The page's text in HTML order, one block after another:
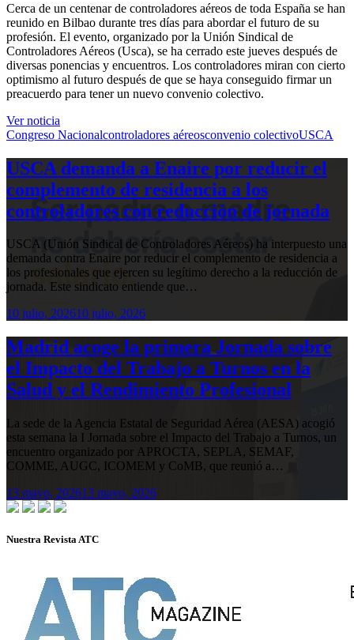
Cerca de un centenar de controladores aéreos de toda España se han
reunido en Bilbao durante tres días para abordar el futuro de su
profesión. El evento, organizado por la Unión Sindical de
Controladores Aéreos (Usca), se ha cerrado este jueves después de
diversas ponencias y encuentros. Los controladores miran con cierto
optimismo al futuro después de que se haya conseguido firmar un
preacuerdo para tener un nuevo convenio colectivo.
Ver noticia
Congreso Nacionalcontroladores aéreosconvenio colectivoUSCA
USCA demanda a Enaire por reducir el
complemento de residencia a los
controladores con reducción de jornada
USCA (Unión Sindical de Controladores Aéreos) ha interpuesto una
demanda contra Enaire por reducir el complemento de residencia a
los profesionales que ejercen su legítimo derecho a la reducción de
jornada. Este sindicato entiende que…
10 julio, 202610 julio, 2026
Madrid acoge la primera Jornada sobre
el Impacto del Trabajo a Turnos en la
Salud y el Rendimiento Profesional
La sede de la Agencia Estatal de Seguridad Aérea (AESA) acogió
esta semana la I Jornada sobre el Impacto del Trabajo a Turnos, un
encuentro organizado por APROCTA, SEPLA, SEMAF,
COMME, AUGC, ICOMEM y CoMB, que reunió a…
13 mayo, 202613 mayo, 2026
Nuestra Revista ATC